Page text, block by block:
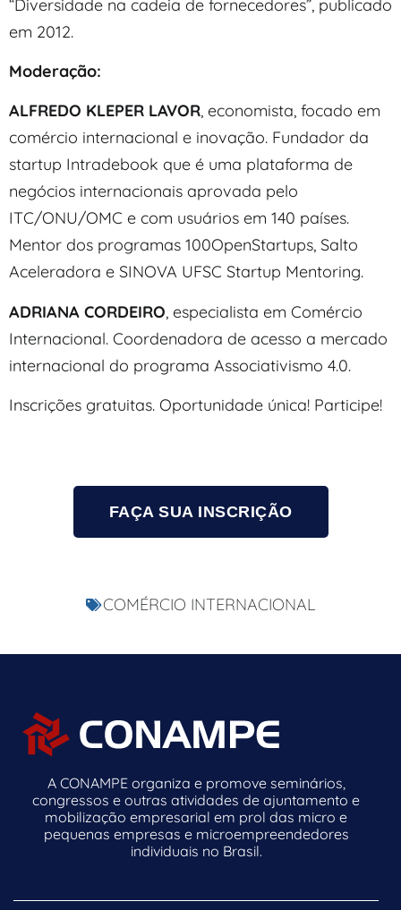
“Diversidade na cadeia de fornecedores”, publicado
em 2012.
Moderação:
ALFREDO KLEPER LAVOR, economista, focado em
comércio internacional e inovação. Fundador da
startup Intradebook que é uma plataforma de
negócios internacionais aprovada pelo
ITC/ONU/OMC e com usuários em 140 países.
Mentor dos programas 100OpenStartups, Salto
Aceleradora e SINOVA UFSC Startup Mentoring.
ADRIANA CORDEIRO, especialista em Comércio
Internacional. Coordenadora de acesso a mercado
internacional do programa Associativismo 4.0.
Inscrições gratuitas. Oportunidade única! Participe!
FAÇA SUA INSCRIÇÃO
COMÉRCIO INTERNACIONAL
A CONAMPE organiza e promove seminários,
congressos e outras atividades de ajuntamento e
mobilização empresarial em prol das micro e
pequenas empresas e microempreendedores
individuais no Brasil.